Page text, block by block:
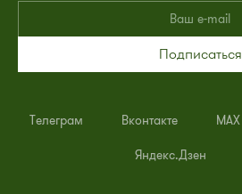
Подписаться
Телеграм Вконтакте MAX
Яндекс.Дзен